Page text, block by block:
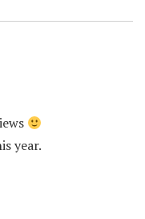
year.